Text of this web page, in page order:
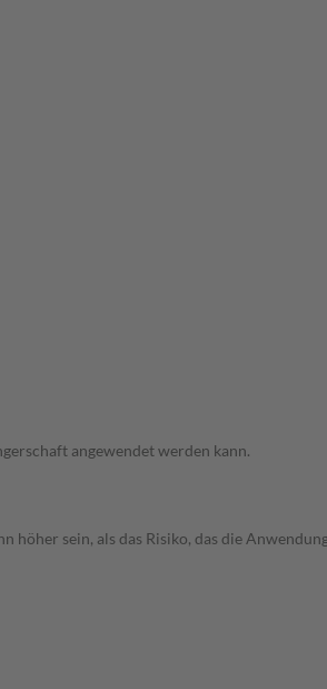
angewendet werden kann.
sein, als das Risiko, das die